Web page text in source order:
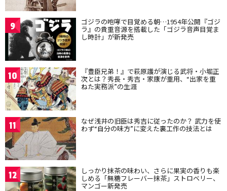
9 ゴジラの咆哮で目覚める朝…1954年公開『ゴジ
ラ』の貴重音源を搭載した「ゴジラ音声目覚ま
し時計」が新発売
10 『豊臣兄弟！』で萩原護が演じる武将・小堀正
次とは？秀長・秀吉・家康が重用、“出家を重
ねた実務派”の生涯
11 なぜ浅井の旧臣は秀吉に従ったのか？ 武力を使
わず“自分の味方”に変えた裏工作の技法とは
12 しっかり抹茶の味わい、さらに果実の香りも楽
しめる「無糖フレーバー抹茶」ストロベリー、
マンゴー新発売